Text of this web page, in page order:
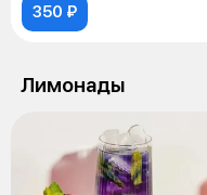
350 ₽
Лимонады